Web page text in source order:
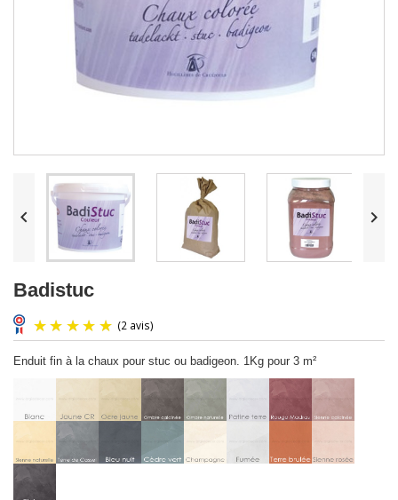
 
Badistuc
(2 avis)
Enduit fin à la chaux pour stuc ou badigeon. 1Kg pour 3 m²